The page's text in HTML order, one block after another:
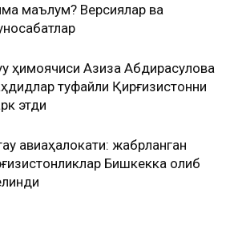
маълум? Версиялар ва
ҳимоячиси Азиза Абдирасулова
туфайли Қирғизистонни
этди
авиаҳалокати: жабрланган
Бишкекка олиб